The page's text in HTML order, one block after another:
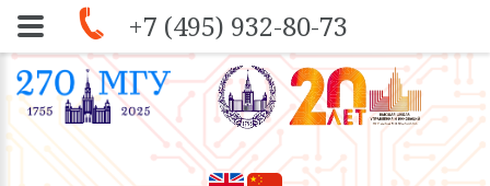
Skip to navigation
Перейти к основному содержанию
+7 (495) 932-80-73